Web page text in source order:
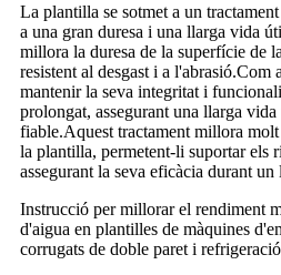
La plantilla se sotmet a un
a una gran duresa i una llarga vida
millora la duresa de la superfície de
resistent al desgast i a l'abrasió.Com
mantenir la seva integritat i
prolongat, assegurant una llarga
fiable.Aquest tractament millora
la plantilla, permetent-li suportar els
assegurant la seva eficàcia durant
Instrucció per millorar el rendiment
d'aigua en plantilles de màquines
corrugats de doble paret i